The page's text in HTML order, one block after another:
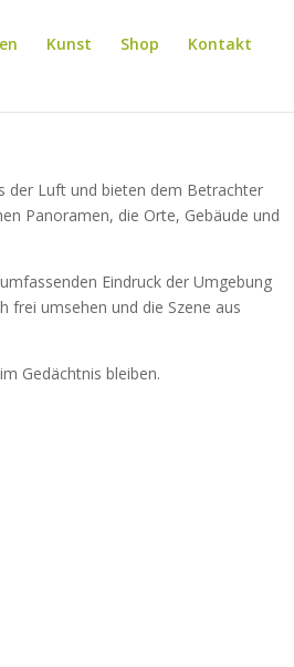
Kunst Shop Kontakt
der Luft und bieten dem Betrachter
Panoramen, die Orte, Gebäude und
Eindruck der Umgebung
frei umsehen und die Szene aus
Gedächtnis bleiben.